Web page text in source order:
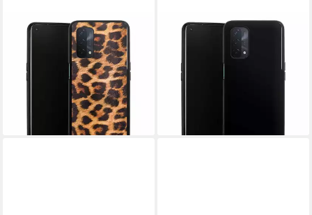
DEINDESIGN
Handyhülle Leopard Fell
Animalprint Leo Print, Oppo
A54 5G Silikon Hülle Bumper
Case Handy Schutzhülle
lieferbar - in 5-6 Werktagen bei dir
DEINDESIGN
Handyhülle einfarbig schwarz
Farbe Schwarz, Oppo A54 5G
Silikon Hülle Bumper Case